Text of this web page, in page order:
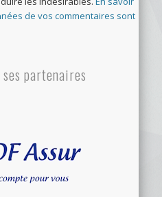
de vos commentaires sont
partenaires